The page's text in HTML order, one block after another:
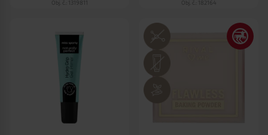
Obj. č.: 1319811 Obj. č.: 182164